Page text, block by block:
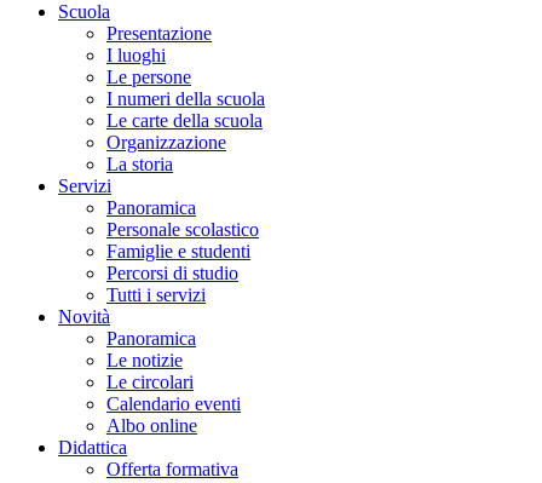
Scuola
Presentazione
I luoghi
Le persone
I numeri della scuola
Le carte della scuola
Organizzazione
La storia
Servizi
Panoramica
Personale scolastico
Famiglie e studenti
Percorsi di studio
Tutti i servizi
Novità
Panoramica
Le notizie
Le circolari
Calendario eventi
Albo online
Didattica
Offerta formativa